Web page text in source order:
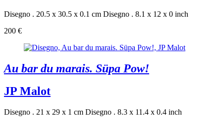
Disegno . 20.5 x 30.5 x 0.1 cm Disegno . 8.1 x 12 x 0 inch
200 €
Au bar du marais. Süpa Pow!
JP Malot
Disegno . 21 x 29 x 1 cm Disegno . 8.3 x 11.4 x 0.4 inch